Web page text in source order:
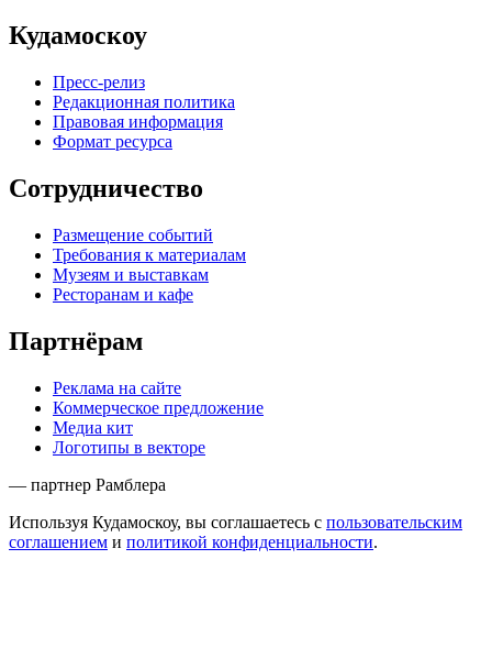
Кудамоскоу
Пресс-релиз
Редакционная политика
Правовая информация
Формат ресурса
Сотрудничество
Размещение событий
Требования к материалам
Музеям и выставкам
Ресторанам и кафе
Партнёрам
Реклама на сайте
Коммерческое предложение
Медиа кит
Логотипы в векторе
— партнер Рамблера
Используя Кудамоскоу, вы соглашаетесь с пользовательским
соглашением и политикой конфиденциальности.